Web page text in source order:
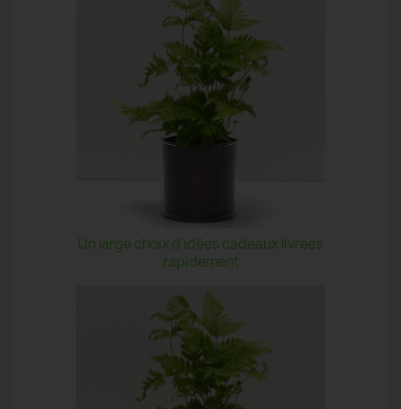
Un large choix d'idées cadeaux livrées
rapidement